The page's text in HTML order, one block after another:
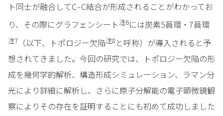
ト同士が融合してC‒C結合が形成されることがわかってお
り、その際にグラフェンシート注6には炭素5員環・7員環
注7 （以下、トポロジー欠陥注8 と呼称）が導入されると予
想されてきました。今回の研究では、トポロジー欠陥の形
成を幾何学的解析、構造形成シミュレーション、ラマン分
光により詳細に解析し、さらに原子分解能の電子顕微鏡観
察によりその存在を証明することにも初めて成功しました